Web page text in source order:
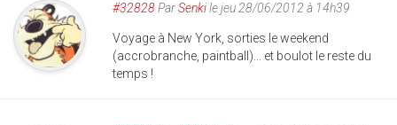
#32828ParSenkile jeu 28/06/2012 à 14h39
Voyage à New York, sorties le weekend
(accrobranche, paintball)... et boulot le reste du
temps !